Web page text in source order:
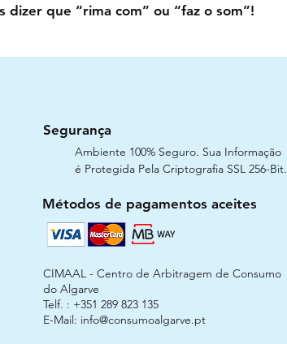
que “rima com” ou “faz o som”!
Segurança
Ambiente 100% Seguro. Sua Informação
é Protegida Pela Criptografia SSL 256-Bit.
Métodos de pagamentos aceites
CIMAAL - Centro de Arbitragem de Consumo
do Algarve
Telf. : +351 289 823 135
E-Mail: info@consumoalgarve.pt